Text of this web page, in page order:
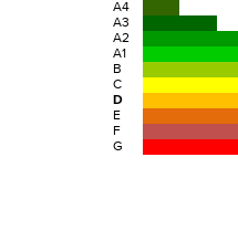
A4
A3
A2
A1
B
C
D
E
F
G